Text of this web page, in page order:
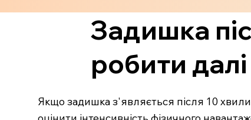
Задишка
робити далі
Якщо задишка з'являється після 10